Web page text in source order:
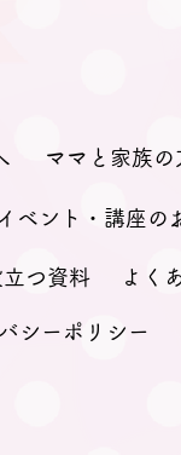
ママと家族の
ベント・講座の
つ資料 よく
シーポリシー